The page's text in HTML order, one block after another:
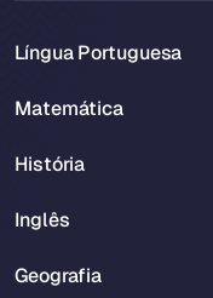
Língua Portuguesa
Matemática
História
Inglês
Geografia